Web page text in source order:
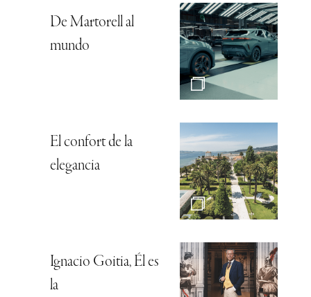
De Martorell al
mundo
El confort de la
elegancia
Ignacio Goitia, Él es
la